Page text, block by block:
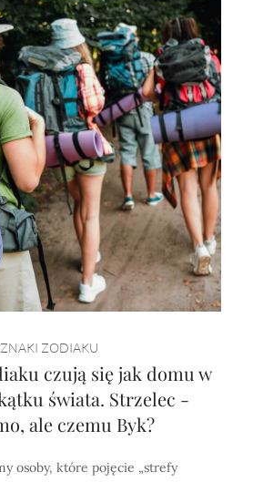
ZNAKI ZODIAKU
czują się jak domu w
świata. Strzelec -
ale czemu Byk?
osoby, które pojęcie „strefy